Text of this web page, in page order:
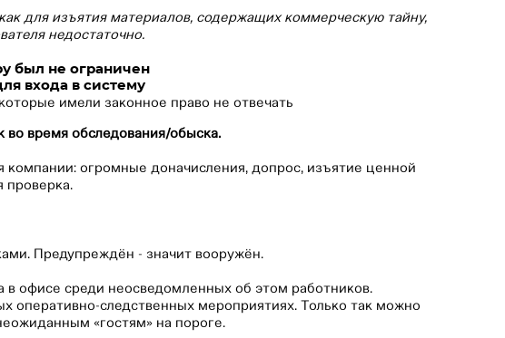
для изъятия материалов, содержащих коммерческую тайну,
недостаточно.
был не ограничен
входа в систему
имели законное право не отвечать
время обследования/обыска.
огромные доначисления, допрос, изъятие ценной
проверка.
Предупреждён - значит вооружён.⠀
офисе среди неосведомленных об этом работников.
оперативно-следственных мероприятиях. Только так можно
«гостям» на пороге.⠀